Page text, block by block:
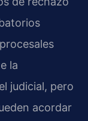
la
judicial, pero
acordar